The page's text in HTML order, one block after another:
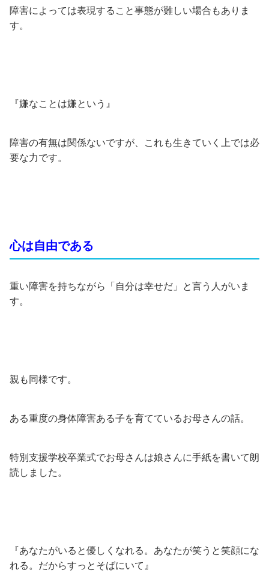
障害によっては表現すること事態が難しい場合もありま
す。
『嫌なことは嫌という』
障害の有無は関係ないですが、これも生きていく上では必
要な力です。
心は自由である
重い障害を持ちながら「自分は幸せだ」と言う人がいま
す。
親も同様です。
ある重度の身体障害ある子を育てているお母さんの話。
特別支援学校卒業式でお母さんは娘さんに手紙を書いて朗
読しました。
『あなたがいると優しくなれる。あなたが笑うと笑顔にな
れる。だからすっとそばにいて』